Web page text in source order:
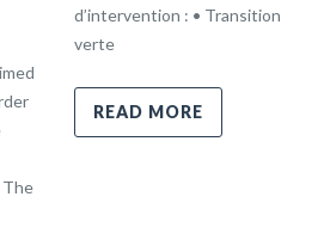
The
d’intervention : • Transition
verte
READ MORE